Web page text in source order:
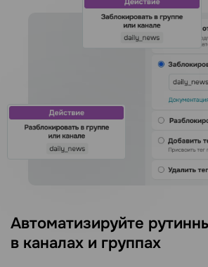
Автоматизируйте
в каналах и группах